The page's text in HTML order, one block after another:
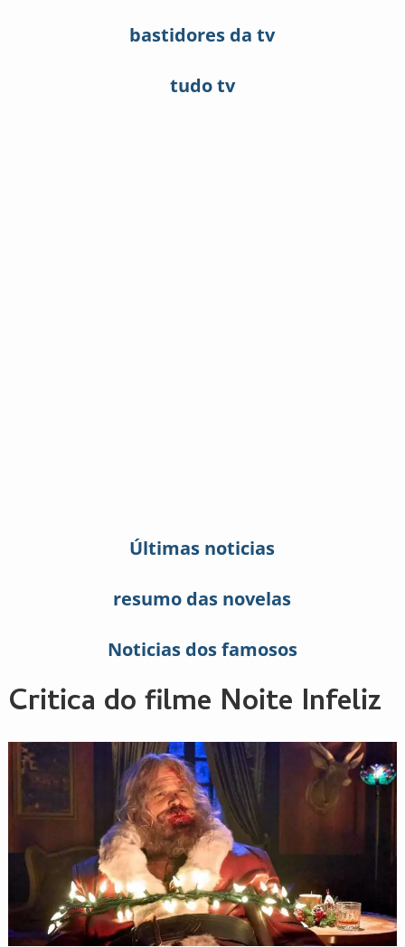
bastidores da tv
tudo tv
Últimas noticias
resumo das novelas
Noticias dos famosos
Critica do filme Noite Infeliz